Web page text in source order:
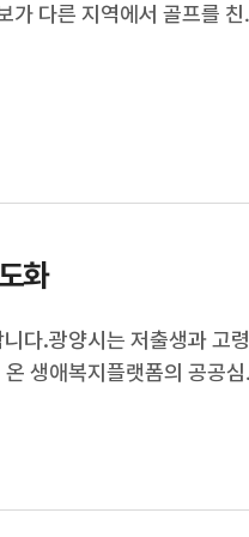
가 다른 지역에서 골프를 친
습니다.김주희 기자가 보도
화
다.광양시는 저출생과 고령
생애복지플랫폼의 공공심
도화합니다. 시는 생애복지